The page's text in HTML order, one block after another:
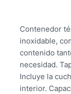
Contenedor
inoxidable,
contenido
necesidad.
Incluye la
interior.